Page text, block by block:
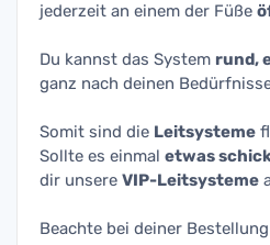
jederzeit an einem der Füße
Du kannst das System rund,
ganz nach deinen
Somit sind die Leitsysteme
Sollte es einmal etwas
dir unsere VIP-Leitsysteme
Beachte bei deiner